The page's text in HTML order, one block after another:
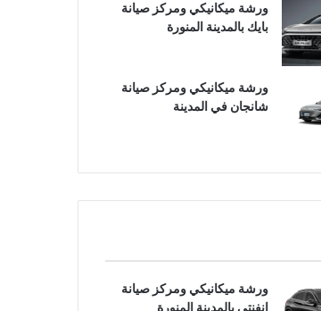
ورشة ميكانيكي ومركز صيانة
بايك بالمدينة المنورة
ورشة ميكانيكي ومركز صيانة
شانجان في المدينة
ورشة ميكانيكي ومركز صيانة
انفنتي بالمدينة المنورة